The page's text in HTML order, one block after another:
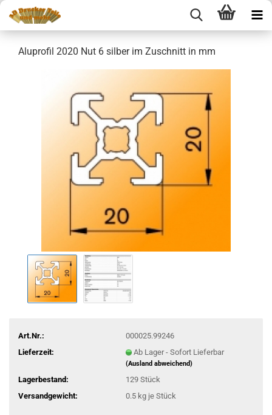
Aluprofil 2020 Nut 6 silber im Zuschnitt in mm
Art.Nr.:
000025.99246
Lieferzeit:
Ab Lager - Sofort Lieferbar
(Ausland abweichend)
Lagerbestand: 129 Stück
Versandgewicht:
0.5kg je Stück